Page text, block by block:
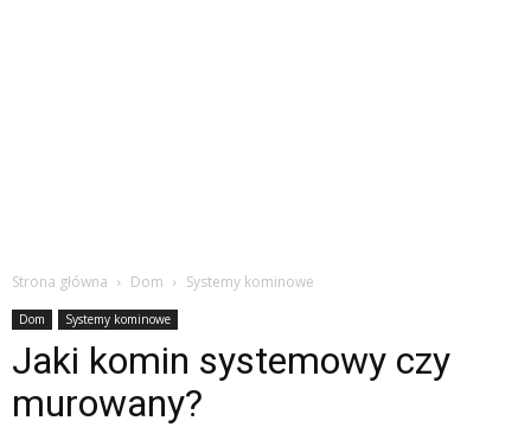
Strona główna Dom Systemy kominowe
Dom Systemy kominowe
Jaki komin systemowy czy
murowany?